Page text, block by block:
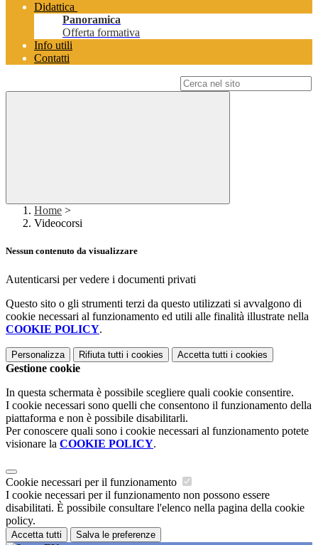
Didattica
Panoramica
Offerta formativa
Info utili
Contatti
Home >
Videocorsi
Nessun contenuto da visualizzare
Autenticarsi per vedere i documenti privati
Questo sito o gli strumenti terzi da questo utilizzati si avvalgono di
cookie necessari al funzionamento ed utili alle finalità illustrate nella
COOKIE POLICY.
Personalizza Rifiuta tutti i cookies Accetta tutti i cookies
Gestione cookie
In questa schermata è possibile scegliere quali cookie consentire.
I cookie necessari sono quelli che consentono il funzionamento della
piattaforma e non è possibile disabilitarli.
Per conoscere quali sono i cookie necessari al funzionamento potete
visionare la COOKIE POLICY.
Cookie necessari per il funzionamento
I cookie necessari per il funzionamento non possono essere
disabilitati. È possibile consultare l'elenco nella pagina della cookie
policy.
Accetta tutti Salva le preferenze